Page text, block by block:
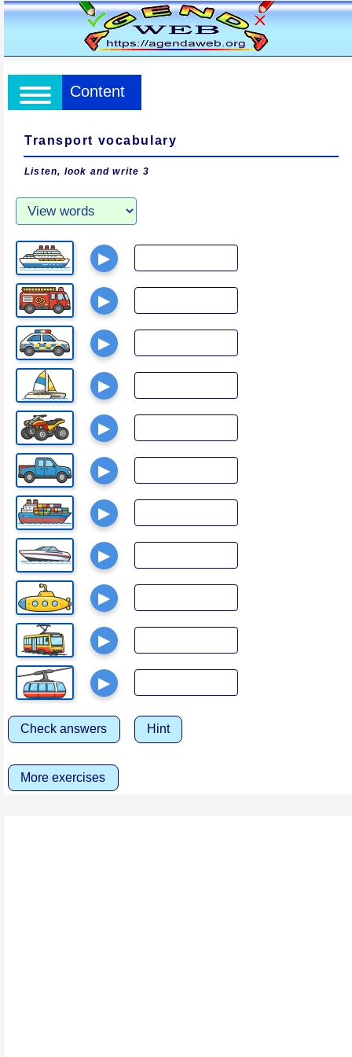
Content
Transport vocabulary
Listen, look and write 3
▶
▶
▶
▶
▶
▶
▶
▶
▶
▶
▶
Check answers Hint
More exercises